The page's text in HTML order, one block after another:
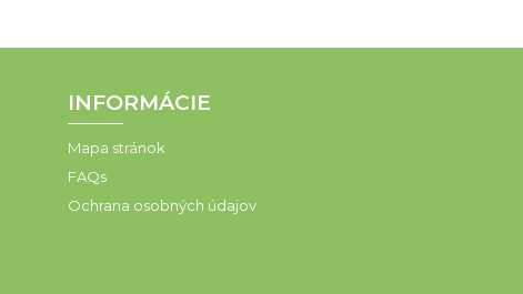
INFORMÁCIE
Mapa stránok
FAQs
Ochrana osobných údajov